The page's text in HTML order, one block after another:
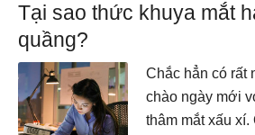
Tại sao thức khuya mắt
quầng?
Chắc hẳn có rất
chào ngày mới
thâm mắt xấu xí.